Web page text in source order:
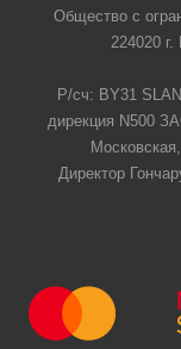
Общество с
224020
Р/сч: BY31
дирекция N500
Директор